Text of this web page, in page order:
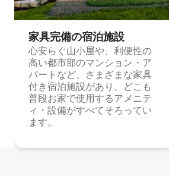
家具完備の宿⁠泊⁠施⁠設
心安らぐ山小屋や、利便性の
高い都市部のマンション・ア
パートなど、さまざまな家具
付き宿泊施設があり、どこも
普段お家で使用するアメニテ
ィ・設備がすべてそろってい
ます。